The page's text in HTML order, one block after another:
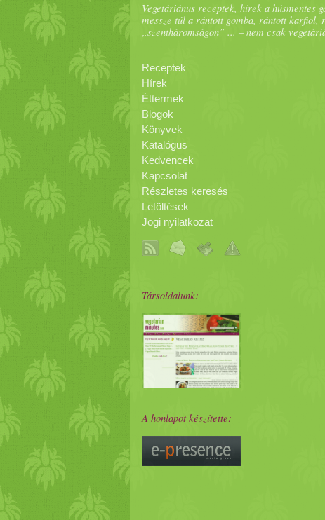
Vegetáriánus receptek, hírek a húsmentes
messze túl a rántott gomba, rántott karfiol,
„szentháromságon” ... – nem csak
Receptek
Hírek
Éttermek
Blogok
Könyvek
Katalógus
Kedvencek
Kapcsolat
Részletes keresés
Letöltések
Jogi nyilatkozat
Társoldalunk:
A honlapot készítette: